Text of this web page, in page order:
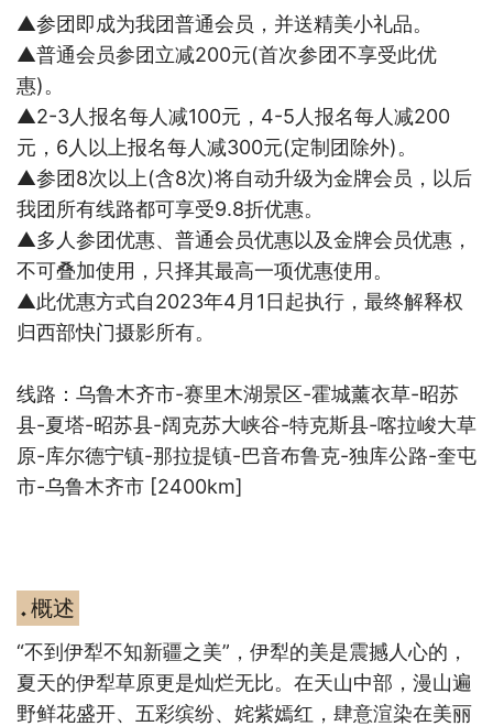
▲参团即成为我团普通会员，并送精美小礼品。
▲普通会员参团立减200元(首次参团不享受此优
惠)。
▲2-3人报名每人减100元， 4-5 人报名每人减200
元， 6 人以上报名每人减300元(定制团除外)。
▲参团8次以上(含8次)将自动升级为金牌会员，以后
我团所有线路都可享受9.8折优惠。
▲多人参团优惠、普通会员优惠以及金牌会员优惠，
不可叠加使用，只择其最高一项优惠使用。
▲此优惠方式自2023年4 月 1日起执行，最终解释权
归西部快门摄影所有。
线路： 乌鲁木齐市-赛里木湖景区-霍城薰衣草-昭苏
县-夏塔-昭苏县-阔克苏大峡谷-特克斯县-喀拉峻大草
原-库尔德宁镇-那拉提镇-巴音布鲁克-独库公路-奎屯
市-乌鲁木齐市 [2400km]
◆ 概述
“不到伊犁不知新疆之美”，伊犁的美是震撼人心的，
夏天的伊犁草原更是灿烂无比。在天山中部，漫山遍
野鲜花盛开、五彩缤纷、姹紫嫣红，肆意渲染在美丽